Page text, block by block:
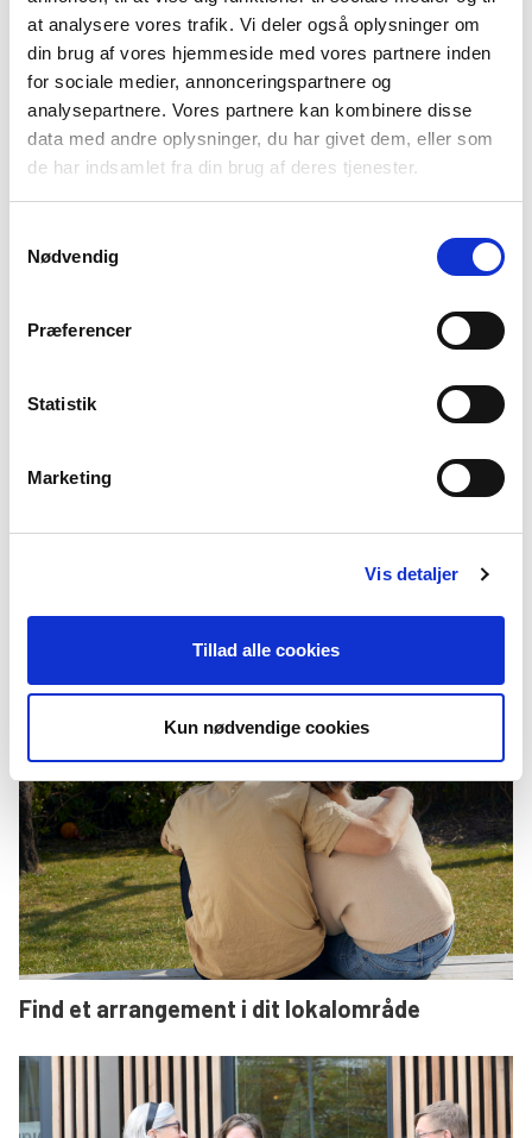
at analysere vores trafik. Vi deler også oplysninger om
din brug af vores hjemmeside med vores partnere inden
for sociale medier, annonceringspartnere og
analysepartnere. Vores partnere kan kombinere disse
data med andre oplysninger, du har givet dem, eller som
de har indsamlet fra din brug af deres tjenester.
Nødvendig
Præferencer
Statistik
Marketing
Vis detaljer
Tillad alle cookies
Kun nødvendige cookies
Find en lokalafdeling i dit område
Find et arrangement i dit lokalområde